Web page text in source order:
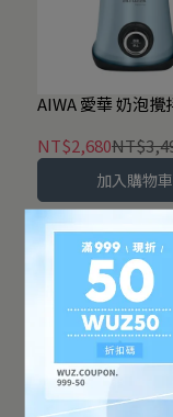
AIWA 愛華 奶泡攪
NT$2,680
加入購物車